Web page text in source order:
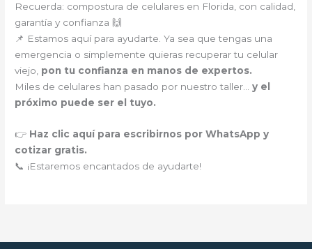
Recuerda: compostura de celulares en Florida, con calidad,
garantía y confianza 🙌
📌 Estamos aquí para ayudarte. Ya sea que tengas una
emergencia o simplemente quieras recuperar tu celular
viejo, pon tu confianza en manos de expertos.
Miles de celulares han pasado por nuestro taller…y el
próximo puede ser el tuyo.
👉 Haz clic aquí para escribirnos por WhatsApp y
cotizar gratis.
📞 ¡Estaremos encantados de ayudarte!